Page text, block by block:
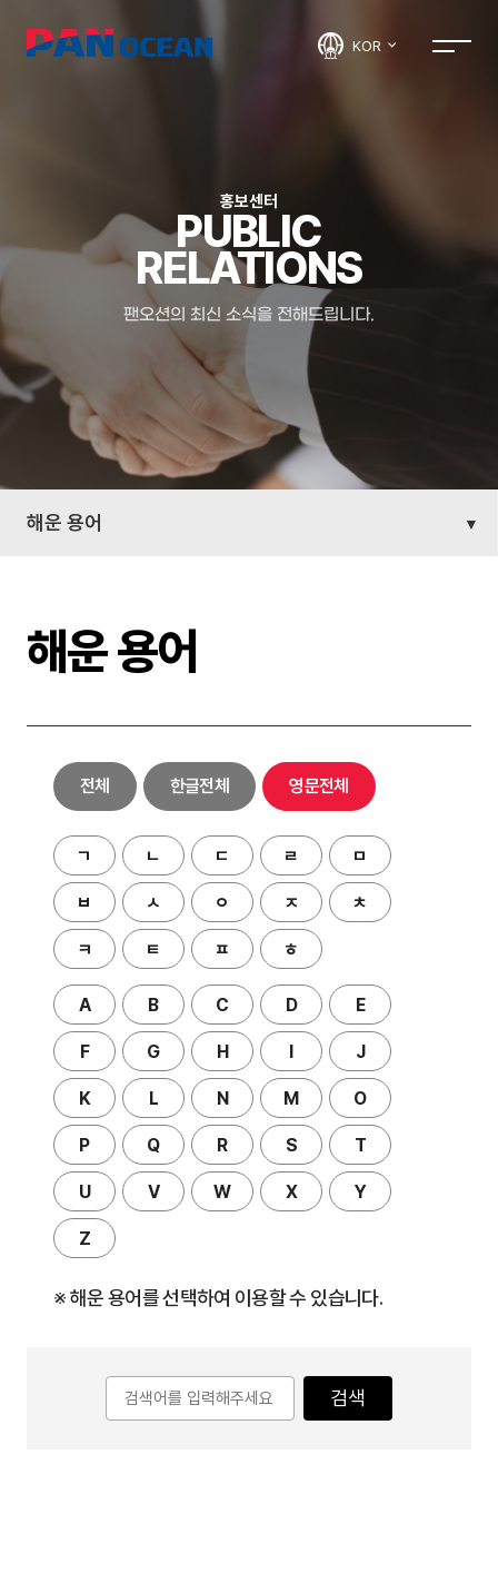
KOR
홍보센터
PUBLIC
RELATIONS
팬오션의 최신 소식을 전해드립니다.
해운 용어
해운 용어
전체 한글전체 영문전체
ㄱ ㄴ ㄷ ㄹ ㅁ
ㅂ ㅅ ㅇ ㅈ ㅊ
ㅋ ㅌ ㅍ ㅎ
A B C D E
F G H I J
K L N M O
P Q R S T
U V W X Y
Z
※ 해운 용어를 선택하여 이용할 수 있습니다.
검색